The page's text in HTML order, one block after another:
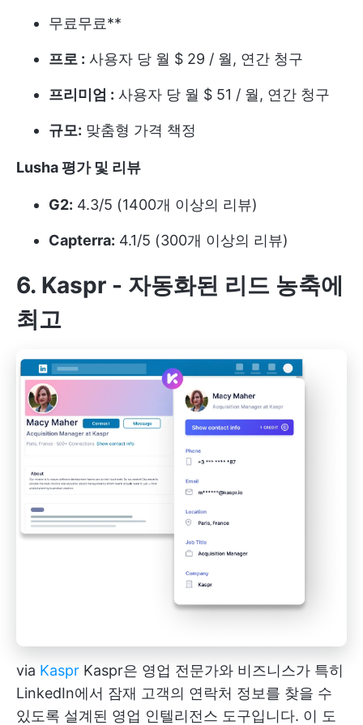
무료무료**
프로 : 사용자 당 월 $ 29 / 월, 연간 청구
프리미엄 : 사용자 당 월 $ 51 / 월, 연간 청구
규모: 맞춤형 가격 책정
Lusha 평가 및 리뷰
G2: 4.3/5 (1400개 이상의 리뷰)
Capterra: 4.1/5 (300개 이상의 리뷰)
6. Kaspr - 자동화된 리드 농축에
최고
via Kaspr Kaspr은 영업 전문가와 비즈니스가 특히
LinkedIn에서 잠재 고객의 연락처 정보를 찾을 수
있도록 설계된 영업 인텔리전스 도구입니다. 이 도